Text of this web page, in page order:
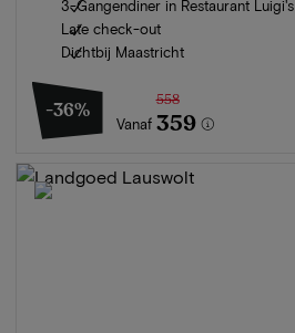
3-Gangendiner in Restaurant Luigi's
Late check-out
Dichtbij Maastricht
-36%
Vanaf
558
359